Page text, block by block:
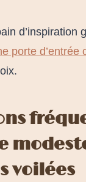
d’inspiration
porte d’entrée
voilées